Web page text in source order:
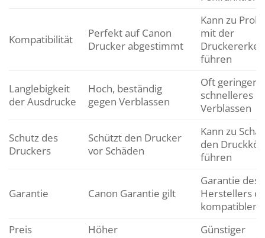
Kompatibilität
Perfekt auf Canon
Drucker abgestimmt
Kann zu
mit der
führen
Langlebigkeit
der Ausdrucke
Hoch, beständig
gegen Verblassen
Oft geringer,
schnelleres
Verblassen
Schutz des
Druckers
Schützt den Drucker
vor Schäden
Kann zu
den
führen
Garantie Canon Garantie gilt
Garantie des
Herstellers
kompatiblen
Preis
Höher Günstiger